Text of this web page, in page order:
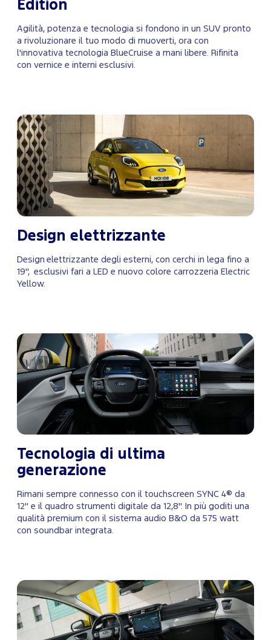
Edition
Agilità, potenza e tecnologia si fondono in un SUV pronto
a rivoluzionare il tuo modo di muoverti, ora con
l'innovativa tecnologia BlueCruise a mani libere. Rifinita
con vernice e interni esclusivi.
Design elettrizzante
Design elettrizzante degli esterni, con cerchi in lega fino a
19", esclusivi fari a LED e nuovo colore carrozzeria Electric
Yellow.
Tecnologia di ultima
generazione
Rimani sempre connesso con il touchscreen SYNC 4® da
12" e il quadro strumenti digitale da 12,8". In più goditi una
qualità premium con il sistema audio B&O da 575 watt
con soundbar integrata.